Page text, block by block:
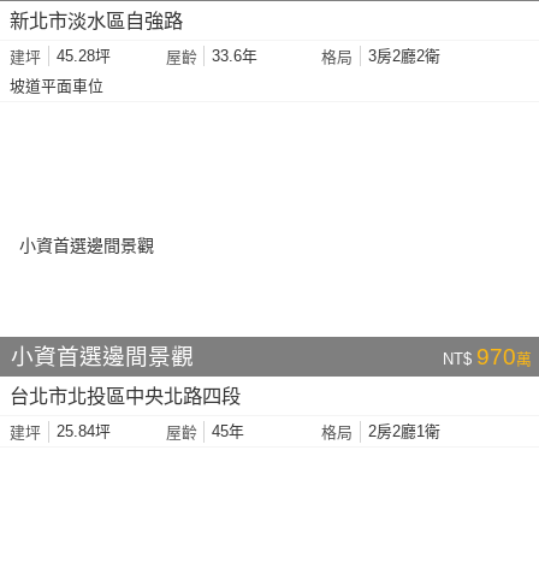
新北市淡水區自強路
建坪 45.28坪 屋齡 33.6年 格局
3房2廳2衛
坡道平面車位
小資首選邊間景觀 NT$ 970萬
台北市北投區中央北路四段
建坪 25.84坪 屋齡 45年 格局 2房2廳1衛